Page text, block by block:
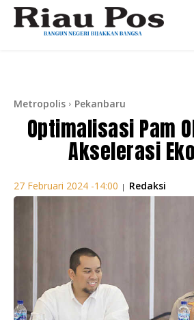
Metropolis Pekanbaru
Optimalisasi Pam
Akselerasi
27 Februari 2024 -14:00 | Redaksi